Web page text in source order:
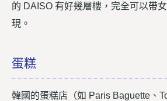
的 DAISO 有好幾層樓，完全可以帶
現。
蛋糕
韓國的蛋糕店（如 Paris Baguette、